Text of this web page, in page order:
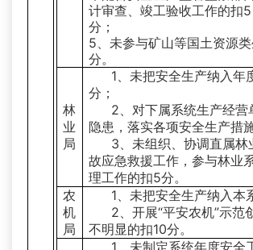
计审查、竣工验收工作的扣5
分
5、未参与矿山等国土资源
分。
林
业
局
1、未把安全生产纳入年
分；
2、对下属系统生产经
隐患，落实各项安全生产措
3、未组织、协调直属
故应急救援工作，参与林业
理工作的扣5分。
农
机
局
1、未把安全生产纳入本
2、开展“平安农机”示范
不明显的扣10分。